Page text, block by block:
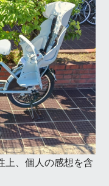
上、個人の感想を含